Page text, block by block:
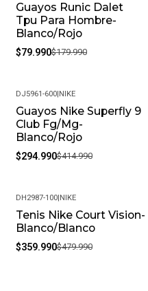
-56%
Guayos Runic Dalet
Tpu Para Hombre-
Blanco/Rojo
$79.990$179.990
-29%
DJ5961-600|NIKE
Guayos Nike Superfly 9
Club Fg/Mg-
Blanco/Rojo
$294.990$414.990
-25%
DH2987-100|NIKE
Tenis Nike Court Vision-
Blanco/Blanco
$359.990$479.990